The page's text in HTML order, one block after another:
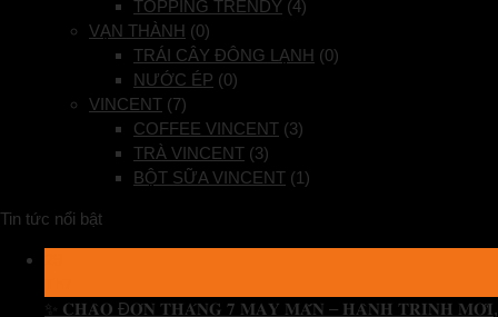
TOPPING TRENDY (4)
VẠN THÀNH (0)
TRÁI CÂY ĐÔNG LẠNH (0)
NƯỚC ÉP (0)
VINCENT (7)
COFFEE VINCENT (3)
TRÀ VINCENT (3)
BỘT SỮA VINCENT (1)
Tin tức nổi bật
✨ 𝐂𝐇𝐀̀𝐎 Đ𝐎́𝐍 𝐓𝐇𝐀́𝐍𝐆 𝟕 𝐌𝐀𝐘 𝐌𝐀̆́𝐍 – 𝐇𝐀̀𝐍𝐇 𝐓𝐑𝐈̀𝐍𝐇 𝐌𝐎̛́𝐈,